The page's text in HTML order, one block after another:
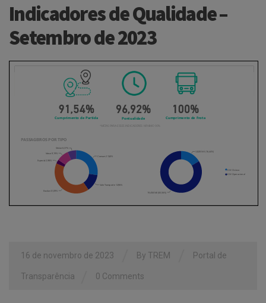
Indicadores de Qualidade –
Setembro de 2023
16 de novembro de 2023 By TREM Portal de
Transparência 0 Comments